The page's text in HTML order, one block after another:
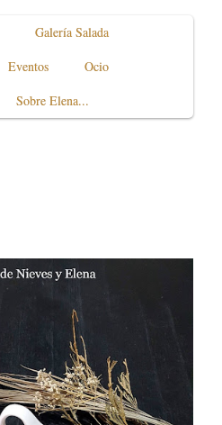
Galería Salada
Eventos
Ocio
Sobre Elena...